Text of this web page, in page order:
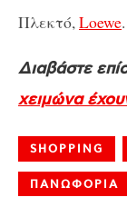
Πλεκτό,Loewe.
Διαβάστε
χειμώνα
SHOPPING
ΠΑΝΩΦΟΡΙΑ